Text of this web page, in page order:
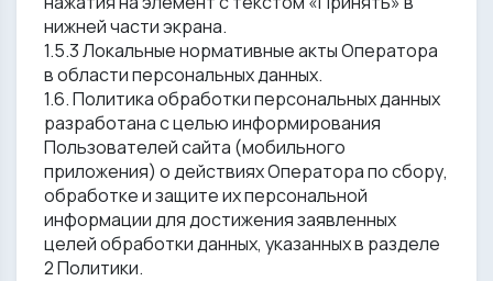
нижней части экрана.
1.5.3 Локальные нормативные акты Оператора
в области персональных данных.
1.6. Политика обработки персональных данных
разработана с целью информирования
Пользователей сайта (мобильного
приложения) о действиях Оператора по сбору,
обработке и защите их персональной
информации для достижения заявленных
целей обработки данных, указанных в разделе
2 Политики.